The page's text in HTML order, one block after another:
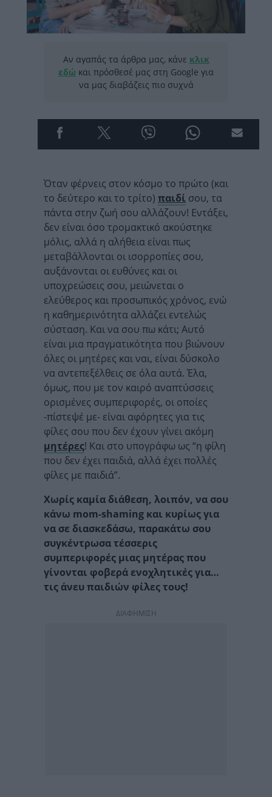
Αν αγαπάς τα άρθρα μας, κάνε κλικ
εδώ και πρόσθεσέ μας στη Google για
να μας διαβάζεις πιο συχνά
Όταν φέρνεις στον κόσμο το πρώτο (και
το δεύτερο και το τρίτο) παιδί σου, τα
πάντα στην ζωή σου αλλάζουν! Εντάξει,
δεν είναι όσο τρομακτικό ακούστηκε
μόλις, αλλά η αλήθεια είναι πως
μεταβάλλονται οι ισορροπίες σου,
αυξάνονται οι ευθύνες και οι
υποχρεώσεις σου, μειώνεται ο
ελεύθερος και προσωπικός χρόνος, ενώ
η καθημερινότητα αλλάζει εντελώς
σύσταση. Και να σου πω κάτι; Αυτό
είναι μια πραγματικότητα που βιώνουν
όλες οι μητέρες και ναι, είναι δύσκολο
να αντεπεξέλθεις σε όλα αυτά. Έλα,
όμως, που με τον καιρό αναπτύσσεις
ορισμένες συμπεριφορές, οι οποίες
-πίστεψέ με- είναι αφόρητες για τις
φίλες σου που δεν έχουν γίνει ακόμη
μητέρες! Και στο υπογράφω ως “η φίλη
που δεν έχει παιδιά, αλλά έχει πολλές
φίλες με παιδιά”.
Χωρίς καμία διάθεση, λοιπόν, να σου
κάνω mom-shaming και κυρίως για
να σε διασκεδάσω, παρακάτω σου
συγκέντρωσα τέσσερις
συμπεριφορές μιας μητέρας που
γίνονται φοβερά ενοχλητικές για…
τις άνευ παιδιών φίλες τους!
ΔΙΑΦΗΜΙΣΗ